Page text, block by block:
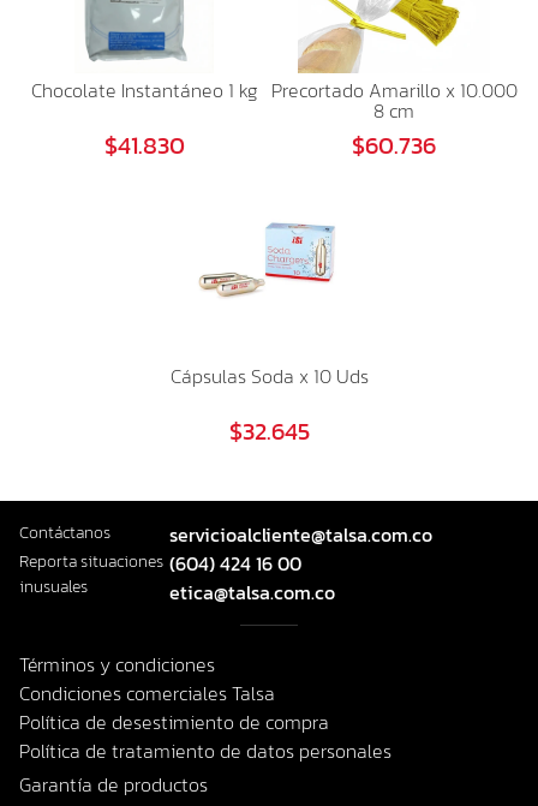
Chocolate Instantáneo 1 kg
$41.830
Precortado Amarillo x 10.000
8 cm
$60.736
Cápsulas Soda x 10 Uds
$32.645
Contáctanos servicioalcliente@talsa.com.co
Reporta situaciones
inusuales
(604) 424 16 00
etica@talsa.com.co
Términos y condiciones
Condiciones comerciales Talsa
Política de desestimiento de compra
Política de tratamiento de datos personales
Garantía de productos